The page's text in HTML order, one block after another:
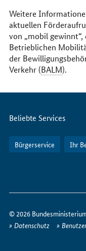
Weitere
aktuellen
von „mobil
Betrieblichen
der
Verkehr (BALM).
Servicemenü
Beliebte Services
Bürgerservice Ihr
erreichen
Sie
© 2026
Datenschutz